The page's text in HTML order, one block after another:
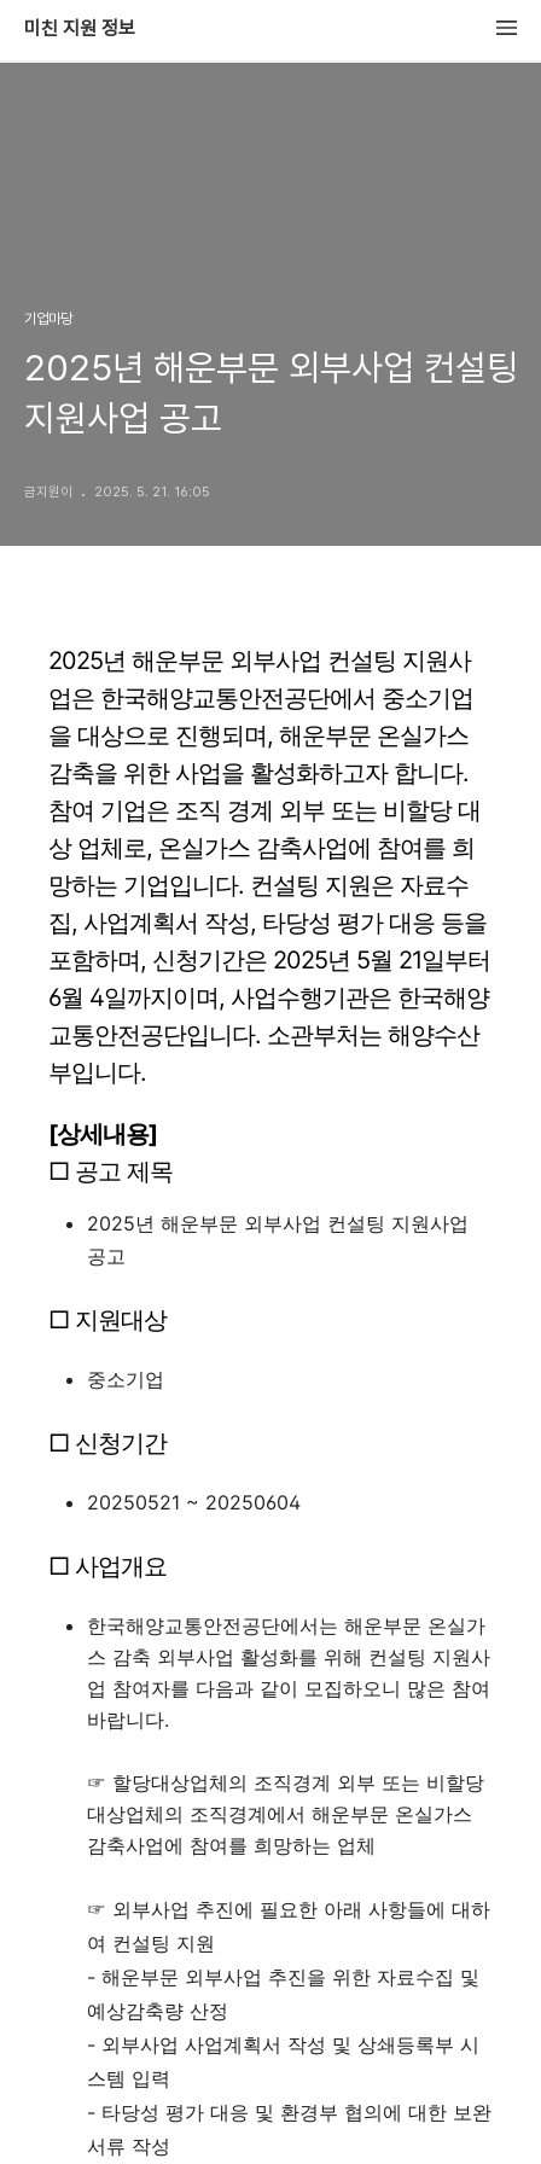
미친 지원 정보
기업마당
2025년 해운부문 외부사업 컨설팅
지원사업 공고
금지원이 2025. 5. 21. 16:05
2025년 해운부문 외부사업 컨설팅 지원사
업은 한국해양교통안전공단에서 중소기업
을 대상으로 진행되며, 해운부문 온실가스
감축을 위한 사업을 활성화하고자 합니다.
참여 기업은 조직 경계 외부 또는 비할당 대
상 업체로, 온실가스 감축사업에 참여를 희
망하는 기업입니다. 컨설팅 지원은 자료수
집, 사업계획서 작성, 타당성 평가 대응 등을
포함하며, 신청기간은 2025년 5월 21일부터
6월 4일까지이며, 사업수행기관은 한국해양
교통안전공단입니다. 소관부처는 해양수산
부입니다.
[상세내용]
□ 공고 제목
2025년 해운부문 외부사업 컨설팅 지원사업
공고
□ 지원대상
중소기업
□ 신청기간
20250521 ~ 20250604
□ 사업개요
한국해양교통안전공단에서는 해운부문 온실가
스 감축 외부사업 활성화를 위해 컨설팅 지원사
업 참여자를 다음과 같이 모집하오니 많은 참여
바랍니다.
☞ 할당대상업체의 조직경계 외부 또는 비할당
대상업체의 조직경계에서 해운부문 온실가스
감축사업에 참여를 희망하는 업체
☞ 외부사업 추진에 필요한 아래 사항들에 대하
여 컨설팅 지원
- 해운부문 외부사업 추진을 위한 자료수집 및
예상감축량 산정
- 외부사업 사업계획서 작성 및 상쇄등록부 시
스템 입력
- 타당성 평가 대응 및 환경부 협의에 대한 보완
서류 작성